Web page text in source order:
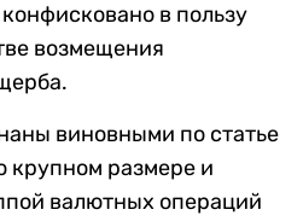
в пользу
возмещения
виновными по статье
крупном размере и
валютных операций